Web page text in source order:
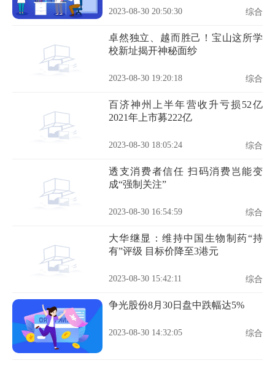
2023-08-30 20:50:30 综合
卓然独立、越而胜己！宝山这所学
校新址揭开神秘面纱
2023-08-30 19:20:18 综合
百济神州上半年营收升亏损52亿
2021年上市募222亿
2023-08-30 18:05:24 综合
透支消费者信任 扫码消费岂能变
成“强制关注”
2023-08-30 16:54:59 综合
大华继显：维持中国生物制药“持
有”评级 目标价降至3港元
2023-08-30 15:42:11 综合
争光股份8月30日盘中跌幅达5%
2023-08-30 14:32:05 综合